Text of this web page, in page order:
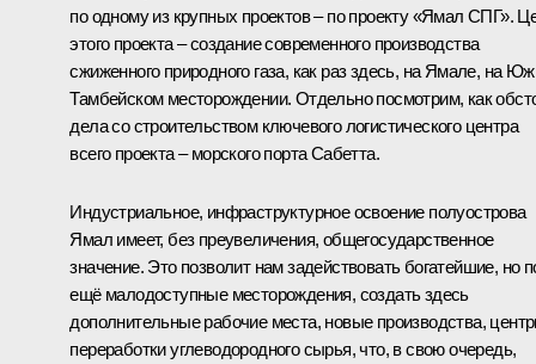
по одному из крупных проектов – по проекту «Ямал СПГ».
этого проекта – создание современного производства
сжиженного природного газа, как раз здесь, на Ямале, на
Тамбейском месторождении. Отдельно посмотрим, как
дела со строительством ключевого логистического центра
всего проекта – морского порта Сабетта.
Индустриальное, инфраструктурное освоение полуострова
Ямал имеет, без преувеличения, общегосударственное
значение. Это позволит нам задействовать богатейшие, но
ещё малодоступные месторождения, создать здесь
дополнительные рабочие места, новые производства,
переработки углеводородного сырья, что, в свою очередь,